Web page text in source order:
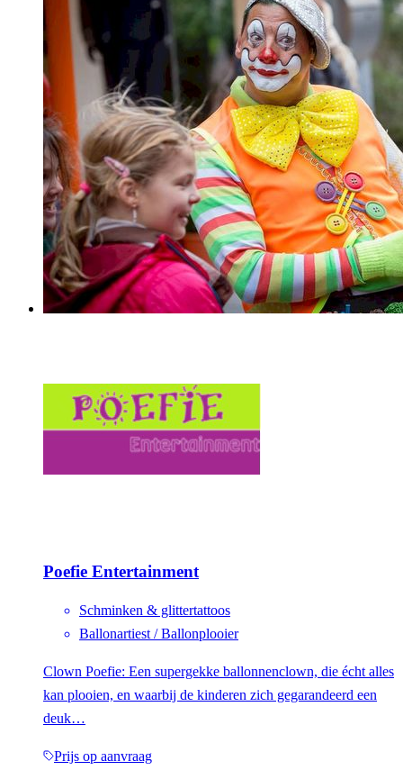
Poefie Entertainment
Schminken & glittertattoos
Ballonartiest / Ballonplooier
Clown Poefie: Een supergekke ballonnenclown, die écht alles
kan plooien, en waarbij de kinderen zich gegarandeerd een
deuk…
Prijs op aanvraag